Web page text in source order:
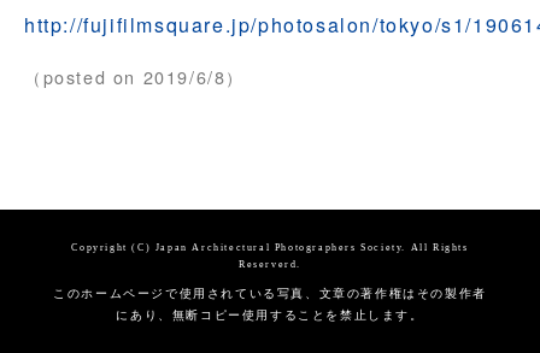
http://fujifilmsquare.jp/photosalon/tokyo/s1/
（posted on 2019/6/8）
Copyright (C) Japan Architectural Photographers Society. All Rights
Reserverd.
このホームページで使用されている写真、文章の著作権はその製作者
にあり、無断コピー使用することを禁止します。